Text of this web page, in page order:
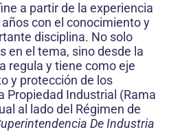
a partir de la experiencia
con el conocimiento y
disciplina. No solo
en el tema, sino desde la
regula y tiene como eje
y protección de los
Propiedad Industrial (Rama
al lado del Régimen de
De Industria